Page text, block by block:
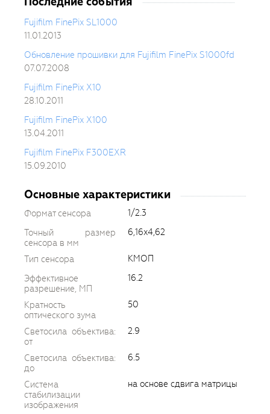
Fujifilm FinePix SL1000
11.01.2013
Обновление прошивки для Fujifilm FinePix S1000fd
07.07.2008
Fujifilm FinePix X10
28.10.2011
Fujifilm FinePix X100
13.04.2011
Fujifilm FinePix F300EXR
15.09.2010
Основные характеристики
Формат сенсора
1/2.3
Точный размер
сенсора в мм
6,16x4,62
Тип сенсора
КМОП
Эффективное
разрешение, МП
16.2
Кратность
оптического зума
50
Светосила объектива:
от
2.9
Светосила объектива:
до
6.5
Система
стабилизации
изображения
на основе сдвига матрицы